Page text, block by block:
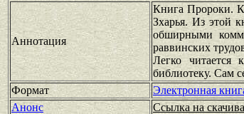
Аннотация
Книга Пророки.
Зхарья. Из этой
обширными
раввинских
Легко
библиотеку. Сам
Формат
Электронная
Анонс
Ссылка на